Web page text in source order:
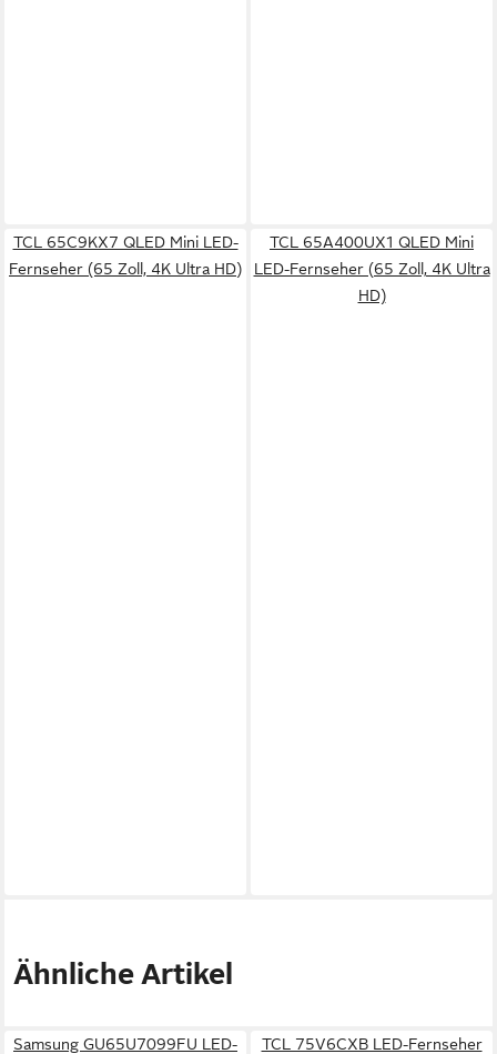
TCL 65C9KX7 QLED Mini LED-
Fernseher (65 Zoll, 4K Ultra HD)
TCL 65A400UX1 QLED Mini
LED-Fernseher (65 Zoll, 4K Ultra
HD)
Ähnliche Artikel
Samsung GU65U7099FU LED-
TCL 75V6CXB LED-Fernseher